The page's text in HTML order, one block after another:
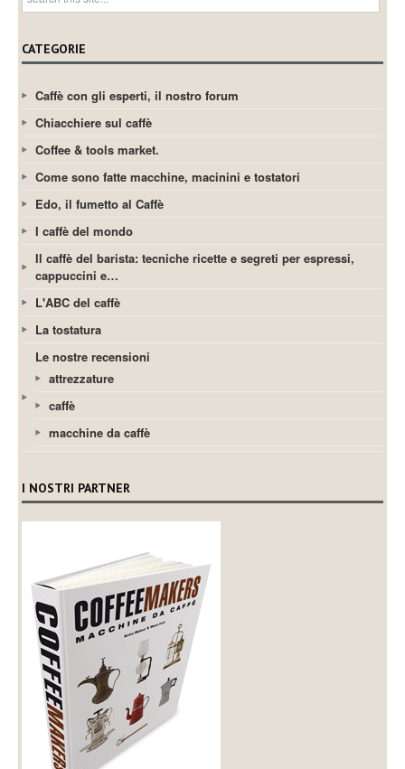
CATEGORIE
Caffè con gli esperti, il nostro forum
Chiacchiere sul caffè
Coffee & tools market.
Come sono fatte macchine, macinini e tostatori
Edo, il fumetto al Caffè
I caffè del mondo
Il caffè del barista: tecniche ricette e segreti per espressi,
cappuccini e…
L'ABC del caffè
La tostatura
Le nostre recensioni
attrezzature
caffè
macchine da caffè
I NOSTRI PARTNER